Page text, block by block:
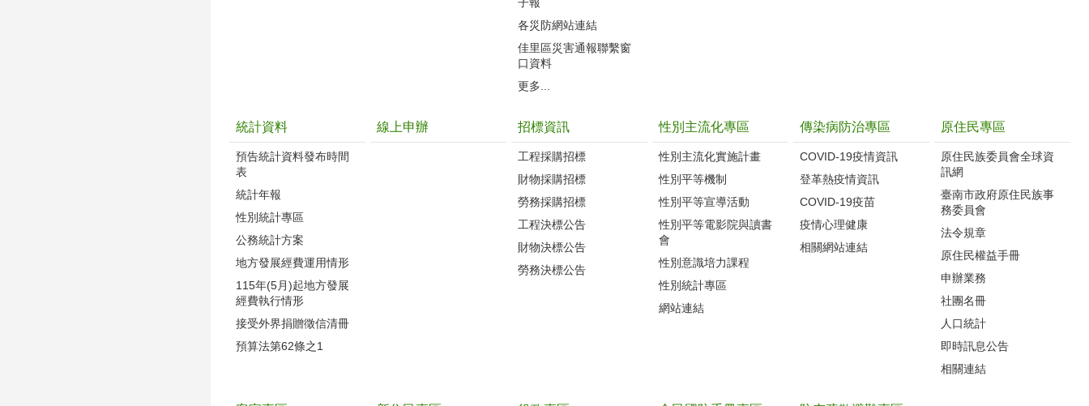
各災防網站連結
佳里區災害通報聯繫窗
口資料
更多...
統計資料
預告統計資料發布時間
表
統計年報
性別統計專區
公務統計方案
地方發展經費運用情形
115年(5月)起地方發展
經費執行情形
接受外界捐贈徵信清冊
預算法第62條之1
線上申辦 招標資訊
工程採購招標
財物採購招標
勞務採購招標
工程決標公告
財物決標公告
勞務決標公告
性別主流化專區
性別主流化實施計畫
性別平等機制
性別平等宣導活動
性別平等電影院與讀書
會
性別意識培力課程
性別統計專區
網站連結
傳染病防治專區
COVID-19疫情資訊
登革熱疫情資訊
COVID-19疫苗
疫情心理健康
相關網站連結
原住民專區
原住民族委員會全球資
訊網
臺南市政府原住民族事
務委員會
法令規章
原住民權益手冊
申辦業務
社團名冊
人口統計
即時訊息公告
相關連結